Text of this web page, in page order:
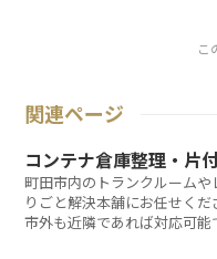
こ
関連ページ
コンテナ倉庫整理・片
町田市内のトランクルーム
りごと解決本舗にお任せくだ
市外も近隣であれば対応可能